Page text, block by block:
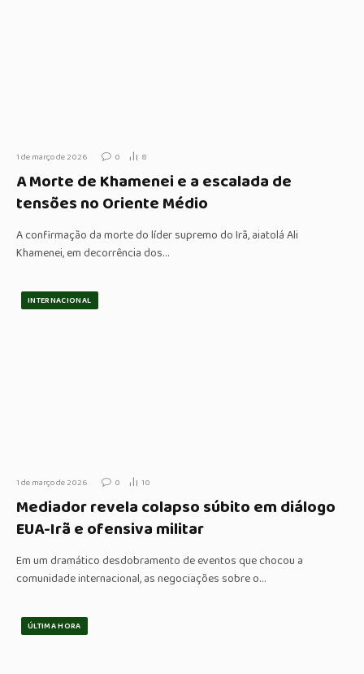
1 de março de 2026 0 8
A Morte de Khamenei e a escalada de
tensões no Oriente Médio
A confirmação da morte do líder supremo do Irã, aiatolá Ali
Khamenei, em decorrência dos…
INTERNACIONAL
1 de março de 2026 0 10
Mediador revela colapso súbito em diálogo
EUA-Irã e ofensiva militar
Em um dramático desdobramento de eventos que chocou a
comunidade internacional, as negociações sobre o…
ÚLTIMA HORA